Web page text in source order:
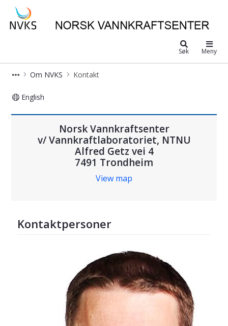
Søk Meny
Om NVKS Kontakt
English
Norsk Vannkraftsenter kontaktinfo
Norsk Vannkraftsenter
v/ Vannkraftlaboratoriet, NTNU
Alfred Getz vei 4
7491 Trondheim
View map
Kontaktpersoner